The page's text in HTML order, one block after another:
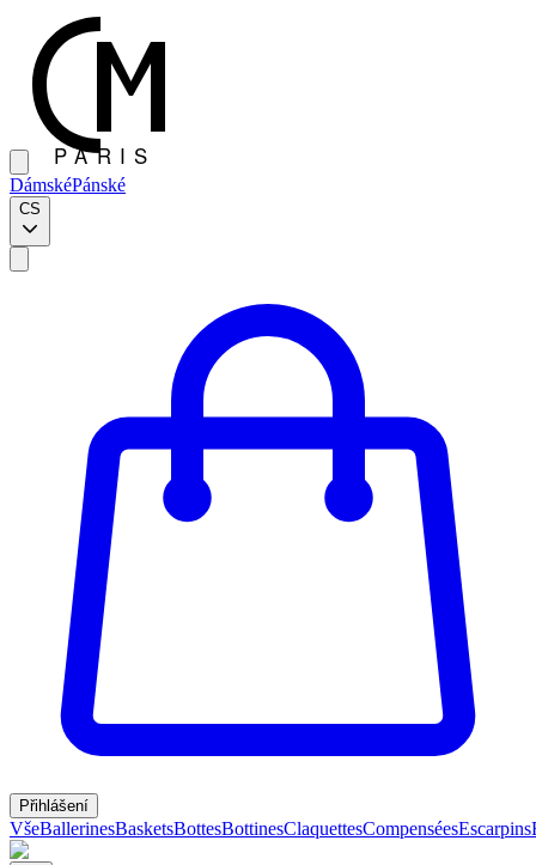
DámskéPánské
CS
Přihlášení
VšeBallerinesBasketsBottesBottinesClaquettesCompenséesEscarpins